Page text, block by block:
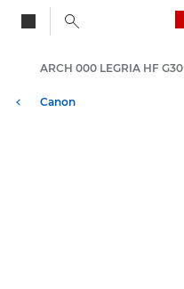
Canon
ARCH 000 LEGRIA HF G30